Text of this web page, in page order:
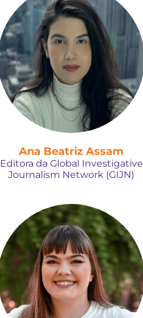
Ana Beatriz Assam
Editora da Global Investigative
Journalism Network (GIJN)